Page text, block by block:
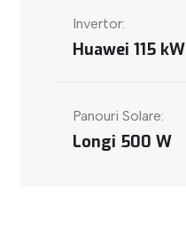
Invertor:
Huawei 115 kW
Panouri Solare:
Longi 500 W